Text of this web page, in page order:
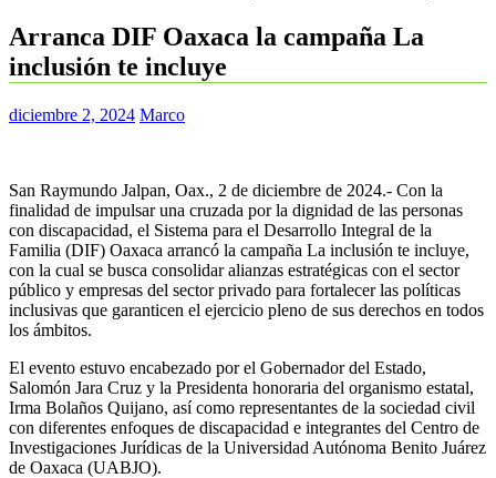
Arranca DIF Oaxaca la campaña La
inclusión te incluye
diciembre 2, 2024 Marco
San Raymundo Jalpan, Oax., 2 de diciembre de 2024.- Con la
finalidad de impulsar una cruzada por la dignidad de las personas
con discapacidad, el Sistema para el Desarrollo Integral de la
Familia (DIF) Oaxaca arrancó la campaña La inclusión te incluye,
con la cual se busca consolidar alianzas estratégicas con el sector
público y empresas del sector privado para fortalecer las políticas
inclusivas que garanticen el ejercicio pleno de sus derechos en todos
los ámbitos.
El evento estuvo encabezado por el Gobernador del Estado,
Salomón Jara Cruz y la Presidenta honoraria del organismo estatal,
Irma Bolaños Quijano, así como representantes de la sociedad civil
con diferentes enfoques de discapacidad e integrantes del Centro de
Investigaciones Jurídicas de la Universidad Autónoma Benito Juárez
de Oaxaca (UABJO).